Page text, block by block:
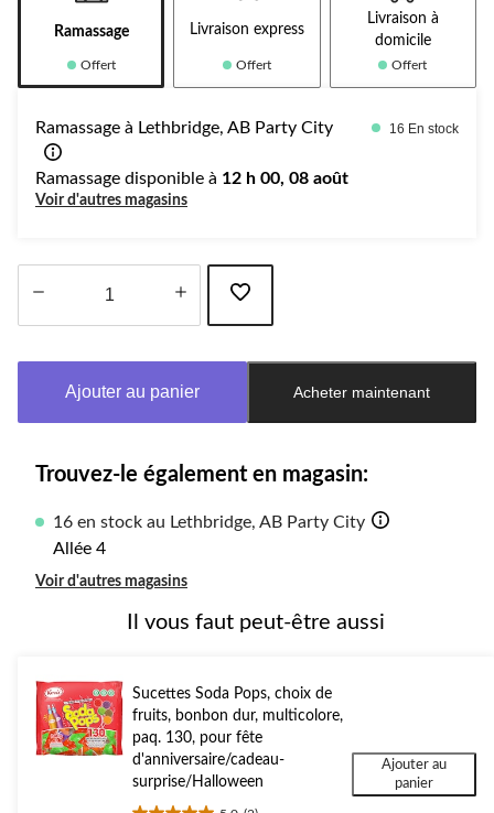
Ramassage
Offert
Livraison express
Offert
Livraison à
domicile
Offert
Ramassage à Lethbridge, AB Party City 16 En stock
Ramassage disponible à 12 h 00, 08 août
Voir d'autres magasins
à
Ajouter au panier Acheter maintenant
Trouvez-le également en magasin:
16 en stock au Lethbridge, AB Party City
Allée 4
Voir d'autres magasins
Il vous faut peut-être aussi
Sucettes Soda Pops, choix de
fruits, bonbon dur, multicolore,
paq. 130, pour fête
d'anniversaire/cadeau-
surprise/Halloween
Ajouter au
panier